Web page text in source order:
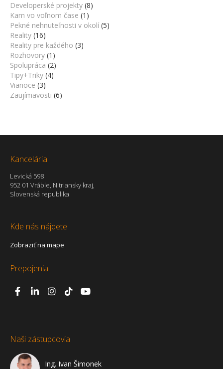
Developerské projekty (8)
Kam vo voľnom čase (1)
Pekné nehnuteľnosti v okolí (5)
Reality (16)
Reality pre každého (3)
Rozhovory (1)
Spolupráca (2)
Tipy+Triky (4)
Vianoce (3)
Zaujímavosti (6)
Kancelária
Levická 598
952 01 Vráble, Nitriansky kraj,
Slovenská republika
Kde nás nájdete
Zobraziť na mape
Prepojenia
Naši zástupcovia
Ing. Ivan Šimonek